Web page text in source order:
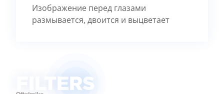
Изображение перед глазами
размывается, двоится и выцветает
FILTERS